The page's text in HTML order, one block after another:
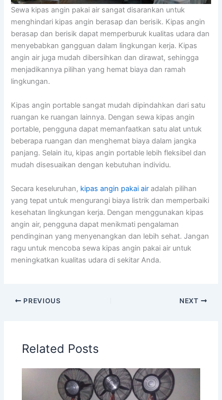
Sewa kipas angin pakai air sangat disarankan untuk
menghindari kipas angin berasap dan berisik. Kipas angin
berasap dan berisik dapat memperburuk kualitas udara dan
menyebabkan gangguan dalam lingkungan kerja. Kipas
angin air juga mudah dibersihkan dan dirawat, sehingga
menjadikannya pilihan yang hemat biaya dan ramah
lingkungan.
Kipas angin portable sangat mudah dipindahkan dari satu
ruangan ke ruangan lainnya. Dengan sewa kipas angin
portable, pengguna dapat memanfaatkan satu alat untuk
beberapa ruangan dan menghemat biaya dalam jangka
panjang. Selain itu, kipas angin portable lebih fleksibel dan
mudah disesuaikan dengan kebutuhan individu.
Secara keseluruhan, kipas angin pakai air adalah pilihan
yang tepat untuk mengurangi biaya listrik dan memperbaiki
kesehatan lingkungan kerja. Dengan menggunakan kipas
angin air, pengguna dapat menikmati pengalaman
pendinginan yang menyenangkan dan lebih sehat. Jangan
ragu untuk mencoba sewa kipas angin pakai air untuk
meningkatkan kualitas udara di sekitar Anda.
PREVIOUS NEXT
Related Posts